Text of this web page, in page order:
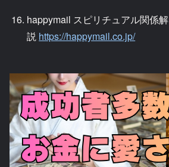
happymail スピリチュアル関係解
説 https://happymail.co.jp/